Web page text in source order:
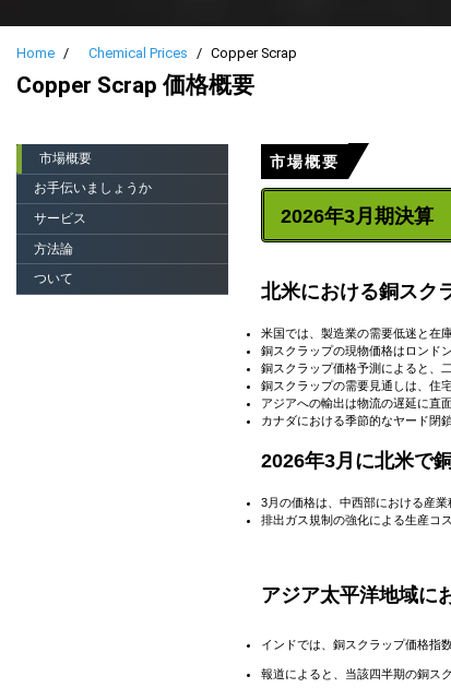
Home Chemical Prices Copper Scrap
Copper Scrap 価格概要
市場概要
お手伝いましょうか
サービス
方法論
ついて
市場概要
2026年3月期決算
北米における銅スク
米国では、製造業の需要低迷と在
銅スクラップの現物価格はロンド
銅スクラップ価格予測によると、
銅スクラップの需要見通しは、住
アジアへの輸出は物流の遅延に直
カナダにおける季節的なヤード閉
2026年3月に北米で
3月の価格は、中西部における産
排出ガス規制の強化による生産コ
アジア太平洋地域に
インドでは、銅スクラップ価格指
報道によると、 当該四半期の銅ス